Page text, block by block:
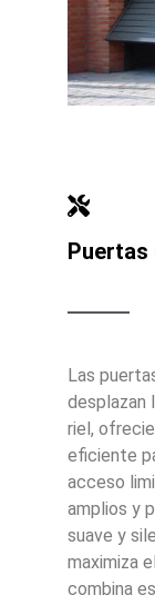
Puertas
Las
desplazan
riel,
eficiente
acceso
amplios y
suave y
maximiza
combina